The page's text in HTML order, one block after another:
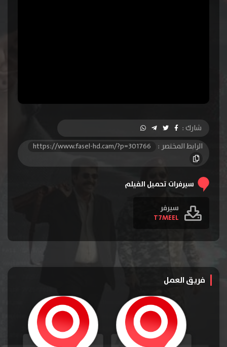
شارك :
الرابط المختصر :
https://www.fasel-hd.cam/?p=301766
سيرفرات تحميل الفيلم
سيرفر
T7MEEL
فريق العمل